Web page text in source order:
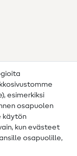
esimerkiksi
osapuolen
käytön
kun evästeet
osapuolille,